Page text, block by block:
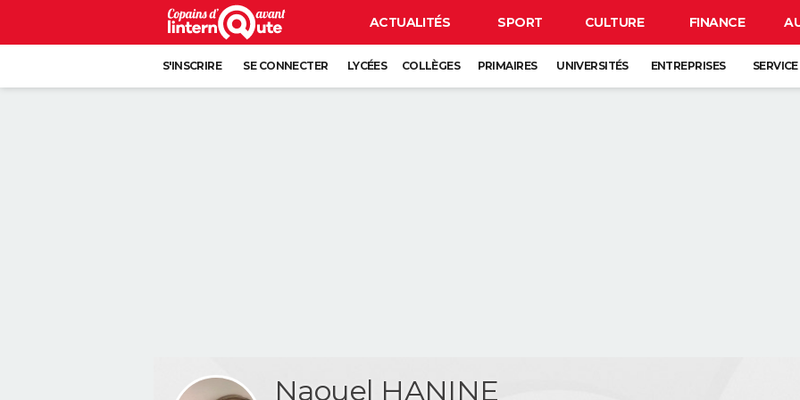
ACTUALITÉS SPORT CULTURE FINANCE
S'INSCRIRE SE CONNECTER LYCÉES COLLÈGES PRIMAIRES UNIVERSITÉS ENTREPRISES
Naouel HANINE